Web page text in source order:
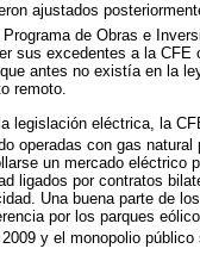
ajustados
de Obras e
sus excedentes a la
antes no existía en la
remoto.
legislación eléctrica, la
operadas con gas
un mercado eléctrico
ligados por contratos
Una buena parte de
por los parques
y el monopolio